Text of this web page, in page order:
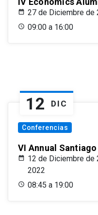
27 de Diciembre de
09:00 a 16:00
12 DIC
Conferencias
VI Annual
12 de Diciembre de
2022
08:45 a 19:00